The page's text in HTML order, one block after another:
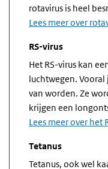
rotavirus is heel
Lees meer over
RS-virus
Het RS-virus kan
luchtwegen. Vooral
van worden. Ze
krijgen een
Lees meer over het
Tetanus
Tetanus, ook wel